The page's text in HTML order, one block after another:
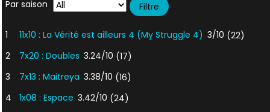
Par saison
1 11x10 : La Vérité est ailleurs 4 (My Struggle 4) 3/10 (22)
2
7x20 : Doubles 3.24/10 (17)
3
7x13 : Maitreya 3.38/10 (16)
4
1x08 : Espace 3.42/10 (24)